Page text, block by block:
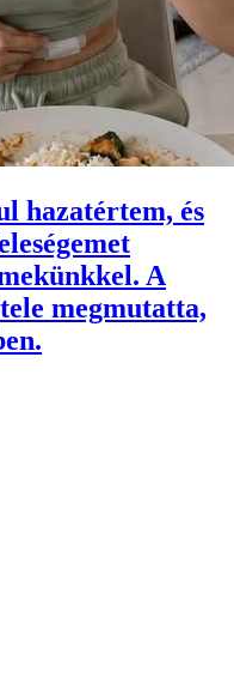
hazatértem, és
A
megmutatta,